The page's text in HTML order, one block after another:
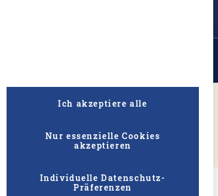
Zur Rezept-Übersicht
Ich akzeptiere alle
Nur essenzielle Cookies
akzeptieren
Individuelle Datenschutz-
Präferenzen